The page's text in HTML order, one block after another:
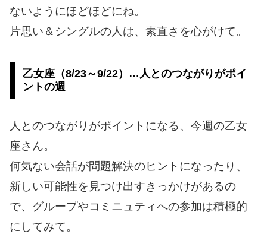
ないようにほどほどにね。
片思い＆シングルの人は、素直さを心がけて。
乙女座（8/23～9/22）…人とのつながりがポイ
ントの週
人とのつながりがポイントになる、今週の乙女
座さん。
何気ない会話が問題解決のヒントになったり、
新しい可能性を見つけ出すきっかけがあるの
で、グループやコミニュティへの参加は積極的
にしてみて。